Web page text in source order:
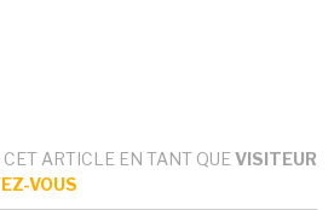
ARTICLE EN TANT QUE VISITEUR
VOUS